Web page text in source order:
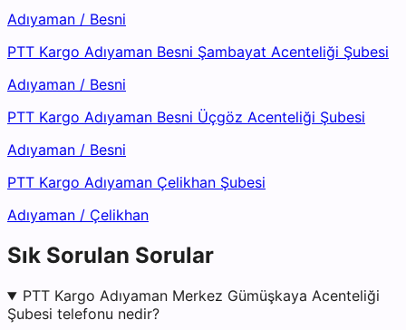
Adıyaman / Besni
PTT Kargo Adıyaman Besni Şambayat Acenteliği Şubesi
Adıyaman / Besni
PTT Kargo Adıyaman Besni Üçgöz Acenteliği Şubesi
Adıyaman / Besni
PTT Kargo Adıyaman Çelikhan Şubesi
Adıyaman / Çelikhan
Sık Sorulan Sorular
PTT Kargo Adıyaman Merkez Gümüşkaya Acenteliği
Şubesi telefonu nedir?